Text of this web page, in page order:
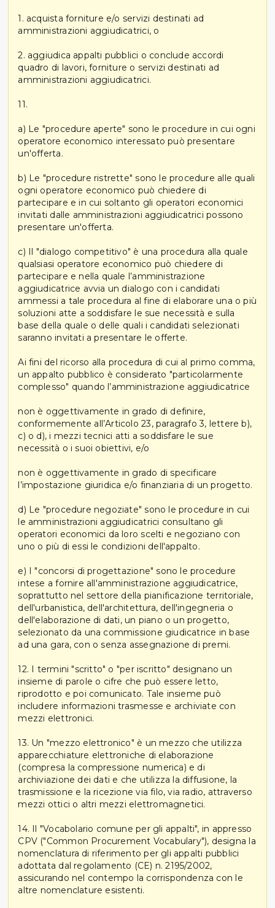
1. acquista forniture e/o servizi destinati ad
amministrazioni aggiudicatrici, o
2. aggiudica appalti pubblici o conclude accordi
quadro di lavori, forniture o servizi destinati ad
amministrazioni aggiudicatrici.
11.
a) Le "procedure aperte" sono le procedure in cui ogni
operatore economico interessato può presentare
un'offerta.
b) Le "procedure ristrette" sono le procedure alle quali
ogni operatore economico può chiedere di
partecipare e in cui soltanto gli operatori economici
invitati dalle amministrazioni aggiudicatrici possono
presentare un'offerta.
c) Il "dialogo competitivo" è una procedura alla quale
qualsiasi operatore economico può chiedere di
partecipare e nella quale l’amministrazione
aggiudicatrice avvia un dialogo con i candidati
ammessi a tale procedura al fine di elaborare una o più
soluzioni atte a soddisfare le sue necessità e sulla
base della quale o delle quali i candidati selezionati
saranno invitati a presentare le offerte.
Ai fini del ricorso alla procedura di cui al primo comma,
un appalto pubblico è considerato "particolarmente
complesso" quando l’amministrazione aggiudicatrice
non è oggettivamente in grado di definire,
conformemente all’Articolo 23, paragrafo 3, lettere b),
c) o d), i mezzi tecnici atti a soddisfare le sue
necessità o i suoi obiettivi, e/o
non è oggettivamente in grado di specificare
l’impostazione giuridica e/o finanziaria di un progetto.
d) Le "procedure negoziate" sono le procedure in cui
le amministrazioni aggiudicatrici consultano gli
operatori economici da loro scelti e negoziano con
uno o più di essi le condizioni dell'appalto.
e) I "concorsi di progettazione" sono le procedure
intese a fornire all'amministrazione aggiudicatrice,
soprattutto nel settore della pianificazione territoriale,
dell'urbanistica, dell'architettura, dell'ingegneria o
dell'elaborazione di dati, un piano o un progetto,
selezionato da una commissione giudicatrice in base
ad una gara, con o senza assegnazione di premi.
12. I termini "scritto" o "per iscritto" designano un
insieme di parole o cifre che può essere letto,
riprodotto e poi comunicato. Tale insieme può
includere informazioni trasmesse e archiviate con
mezzi elettronici.
13. Un "mezzo elettronico" è un mezzo che utilizza
apparecchiature elettroniche di elaborazione
(compresa la compressione numerica) e di
archiviazione dei dati e che utilizza la diffusione, la
trasmissione e la ricezione via filo, via radio, attraverso
mezzi ottici o altri mezzi elettromagnetici.
14. Il "Vocabolario comune per gli appalti", in appresso
CPV ("Common Procurement Vocabulary"), designa la
nomenclatura di riferimento per gli appalti pubblici
adottata dal regolamento (CE) n. 2195/2002,
assicurando nel contempo la corrispondenza con le
altre nomenclature esistenti.